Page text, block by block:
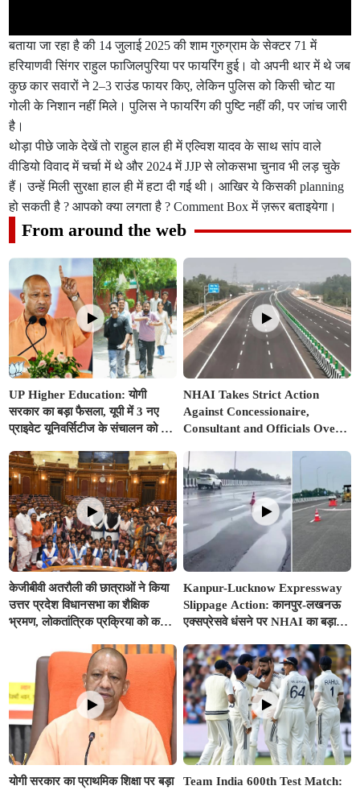
बताया जा रहा है की 14 जुलाई 2025 की शाम गुरुग्राम के सेक्टर 71 में
हरियाणवी सिंगर राहुल फाजिलपुरिया पर फायरिंग हुई। वो अपनी थार में थे जब
कुछ कार सवारों ने 2–3 राउंड फायर किए, लेकिन पुलिस को किसी चोट या
गोली के निशान नहीं मिले। पुलिस ने फायरिंग की पुष्टि नहीं की, पर जांच जारी
है।
थोड़ा पीछे जाके देखें तो राहुल हाल ही में एल्विश यादव के साथ सांप वाले
वीडियो विवाद में चर्चा में थे और 2024 में JJP से लोकसभा चुनाव भी लड़ चुके
हैं। उन्हें मिली सुरक्षा हाल ही में हटा दी गई थी। आखिर ये किसकी planning
हो सकती है ? आपको क्या लगता है ? Comment Box में ज़रूर बताइयेगा।
From around the web
UP Higher Education: योगी
सरकार का बड़ा फैसला, यूपी में 3 नए
प्राइवेट यूनिवर्सिटीज के संचालन को हरी
NHAI Takes Strict Action
Against Concessionaire,
Consultant and Officials Over
Issues
केजीबीवी अतरौली की छात्राओं ने किया
उत्तर प्रदेश विधानसभा का शैक्षिक
भ्रमण, लोकतांत्रिक प्रक्रिया को करीब
Kanpur-Lucknow Expressway
Slippage Action: कानपुर-लखनऊ
एक्सप्रेसवे धंसने पर NHAI का बड़ा
गिरी गाज, टोल वसूली रोकी गई
योगी सरकार का प्राथमिक शिक्षा पर बड़ा
Team India 600th Test Match: